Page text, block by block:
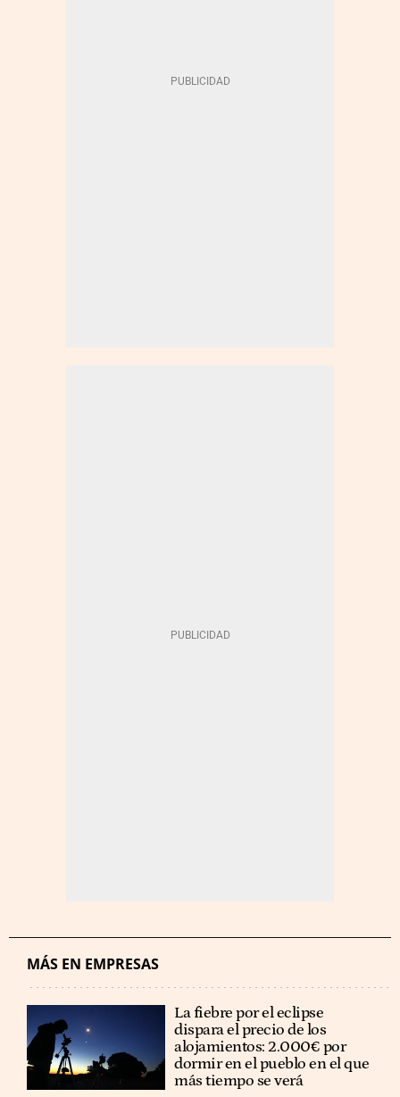
MÁS EN EMPRESAS
La fiebre por el eclipse
dispara el precio de los
alojamientos: 2.000€ por
dormir en el pueblo en el que
más tiempo se verá